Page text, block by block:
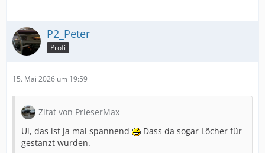
P2_Peter
Profi
15. Mai 2026 um 19:59
Zitat von PrieserMax
Ui, das ist ja mal spannend
Dass da sogar Löcher für
gestanzt wurden.